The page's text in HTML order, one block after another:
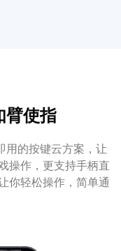
臂使指
用的按键云方案，让
操作，更支持手柄直
你轻松操作，简单通